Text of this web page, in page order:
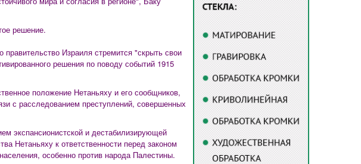
решение.
Израиля стремится "скрыть свои
решения по поводу событий 1915
положение Нетаньяху и его сообщников,
с расследованием преступлений, совершенных
экспансионистской и дестабилизирующей
Нетаньяху к ответственности перед законом
особенно против народа Палестины.